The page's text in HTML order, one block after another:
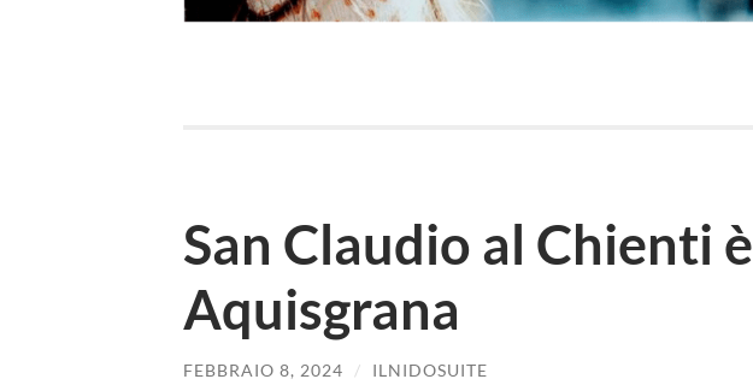
San Claudio al Chienti è
Aquisgrana
FEBBRAIO 8, 2024 / ILNIDOSUITE